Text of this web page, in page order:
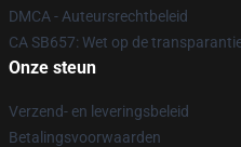
DMCA - Auteursrechtbeleid
CA SB657: Wet op de
Onze steun
Verzend- en leveringsbeleid
Betalingsvoorwaarden